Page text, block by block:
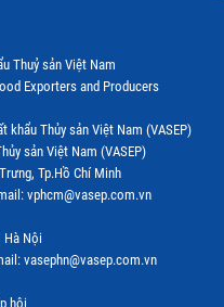
Thuỷ sản Việt Nam
Exporters and Producers
khẩu Thủy sản Việt Nam (VASEP)
sản Việt Nam (VASEP)
Tp.Hồ Chí Minh
vphcm@vasep.com.vn
Hà Nội
vasephn@vasep.com.vn
hội